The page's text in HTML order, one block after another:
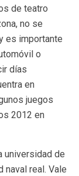
de teatro
no se
es importante
o
días
en
juegos
2012 en
universidad de
naval real. Vale